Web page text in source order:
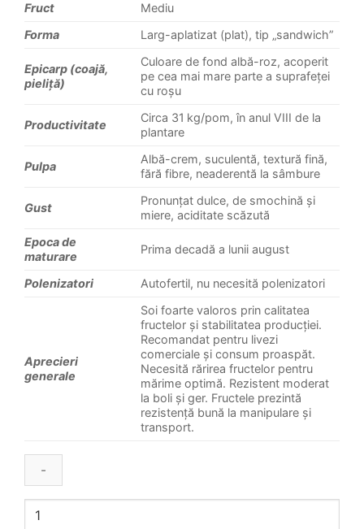
Fruct
Mediu
Forma
Larg-aplatizat (plat), tip „sandwich”
Epicarp (coajă,
pieliță)
Culoare de fond albă-roz, acoperit
pe cea mai mare parte a suprafeței
cu roșu
Productivitate
Circa 31 kg/pom, în anul VIII de la
plantare
Pulpa
Albă-crem, suculentă, textură fină,
fără fibre, neaderentă la sâmbure
Gust
Pronunțat dulce, de smochină şi
miere, aciditate scăzută
Epoca de
maturare
Prima decadă a lunii august
Polenizatori Autofertil, nu necesită polenizatori
Aprecieri
generale
Soi foarte valoros prin calitatea
fructelor și stabilitatea producției.
Recomandat pentru livezi
comerciale și consum proaspăt.
Necesită rărirea fructelor pentru
mărime optimă. Rezistent moderat
la boli și ger. Fructele prezintă
rezistență bună la manipulare și
transport.
Cantitate